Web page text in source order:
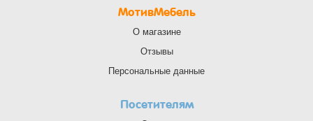
МотивМебель
О магазине
Отзывы
Персональные данные
Посетителям